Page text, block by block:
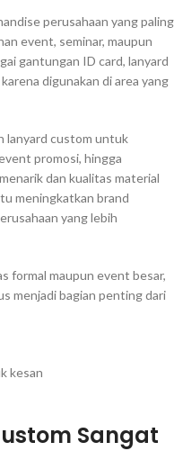
perusahaan yang paling
event, seminar, maupun
gantungan ID card, lanyard
digunakan di area yang
lanyard custom untuk
promosi, hingga
dan kualitas material
meningkatkan brand
yang lebih
formal maupun event besar,
menjadi bagian penting dari
kesan
Sangat